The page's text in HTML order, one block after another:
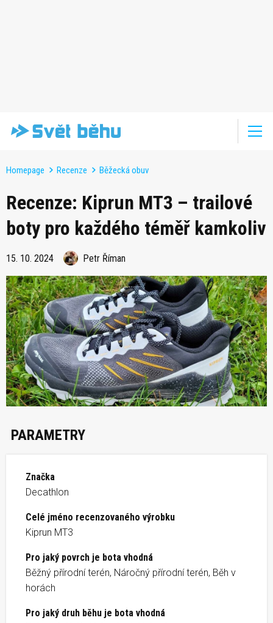
Homepage Recenze Běžecká obuv
Recenze: Kiprun MT3 – trailové
boty pro každého téměř kamkoliv
15. 10. 2024 Petr Říman
PARAMETRY
Značka
Decathlon
Celé jméno recenzovaného výrobku
Kiprun MT3
Pro jaký povrch je bota vhodná
Běžný přírodní terén, Náročný přírodní terén, Běh v
horách
Pro jaký druh běhu je bota vhodná